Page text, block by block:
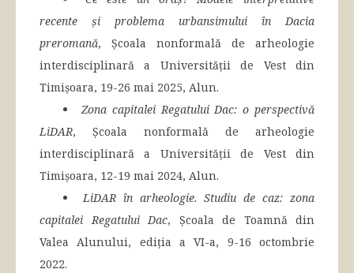
recente și problema urbansimului în Dacia
preromană, Școala nonformală de arheologie
interdisciplinară a Universității de Vest din
Timișoara, 19-26 mai 2025, Alun.
Zona capitalei Regatului Dac: o perspectivă
LiDAR, Școala nonformală de arheologie
interdisciplinară a Universității de Vest din
Timișoara, 12-19 mai 2024, Alun.
LiDAR în arheologie. Studiu de caz: zona
capitalei Regatului Dac, Școala de Toamnă din
Valea Alunului, ediția a VI-a, 9-16 octombrie
2022.